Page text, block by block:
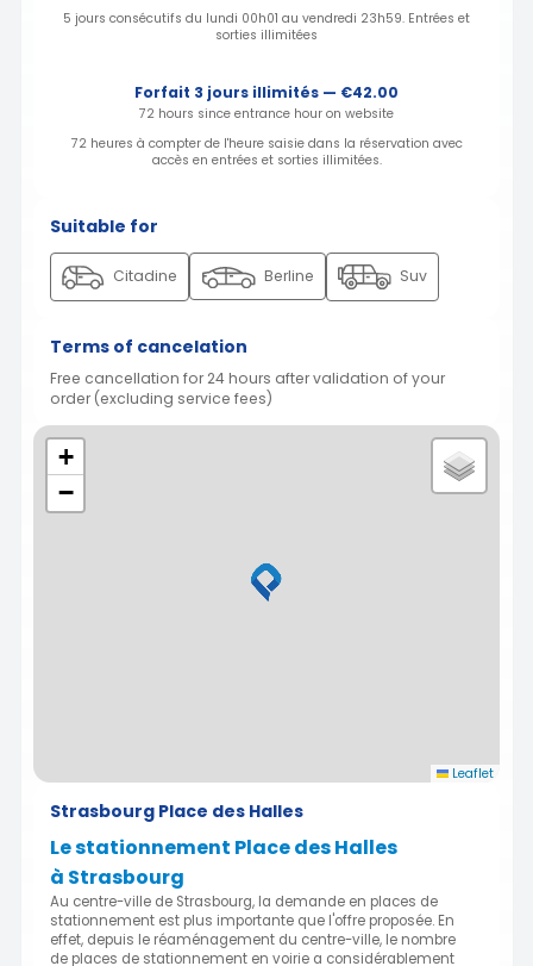
5 jours consécutifs du lundi 00h01 au vendredi 23h59. Entrées et
sorties illimitées
Forfait 3 jours illimités — €42.00
72 hours since entrance hour on website
72 heures à compter de l'heure saisie dans la réservation avec
accès en entrées et sorties illimitées.
Suitable for
Citadine Berline Suv
Terms of cancelation
Free cancellation for 24 hours after validation of your
order (excluding service fees)
+
−
Leaflet
Strasbourg Place des Halles
Le stationnement Place des Halles
à Strasbourg
Au centre-ville de Strasbourg, la demande en places de
stationnement est plus importante que l'offre proposée. En
effet, depuis le réaménagement du centre-ville, le nombre
de places de stationnement en voirie a considérablement